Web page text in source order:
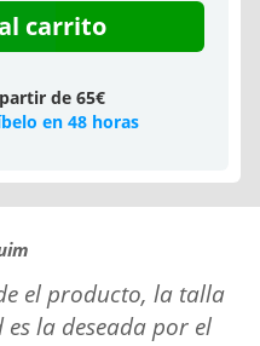
carrito
de 65€
en 48 horas
el producto, la talla
la deseada por el